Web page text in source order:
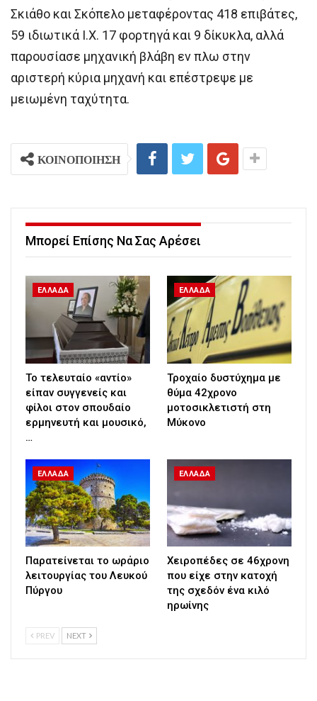
Σκιάθο και Σκόπελο μεταφέροντας 418 επιβάτες,
59 ιδιωτικά Ι.Χ. 17 φορτηγά και 9 δίκυκλα, αλλά
παρουσίασε μηχανική βλάβη εν πλω στην
αριστερή κύρια μηχανή και επέστρεψε με
μειωμένη ταχύτητα.
ΚΟΙΝΟΠΟΙΗΣΗ
Μπορεί Επίσης Να Σας Αρέσει
ΕΛΛΑΔΑ
Το τελευταίο «αντίο»
είπαν συγγενείς και
φίλοι στον σπουδαίο
ερμηνευτή και μουσικό,
…
ΕΛΛΑΔΑ
Τροχαίο δυστύχημα με
θύμα 42χρονο
μοτοσικλετιστή στη
Μύκονο
ΕΛΛΑΔΑ
Παρατείνεται το ωράριο
λειτουργίας του Λευκού
Πύργου
ΕΛΛΑΔΑ
Χειροπέδες σε 46χρονη
που είχε στην κατοχή
της σχεδόν ένα κιλό
ηρωίνης
PREV NEXT